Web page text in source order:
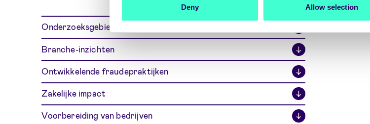
Deny Allow selection
Onderzoeksgebied
Branche-inzichten ↓
Ontwikkelende fraudepraktijken ↓
Zakelijke impact ↓
Voorbereiding van bedrijven ↓